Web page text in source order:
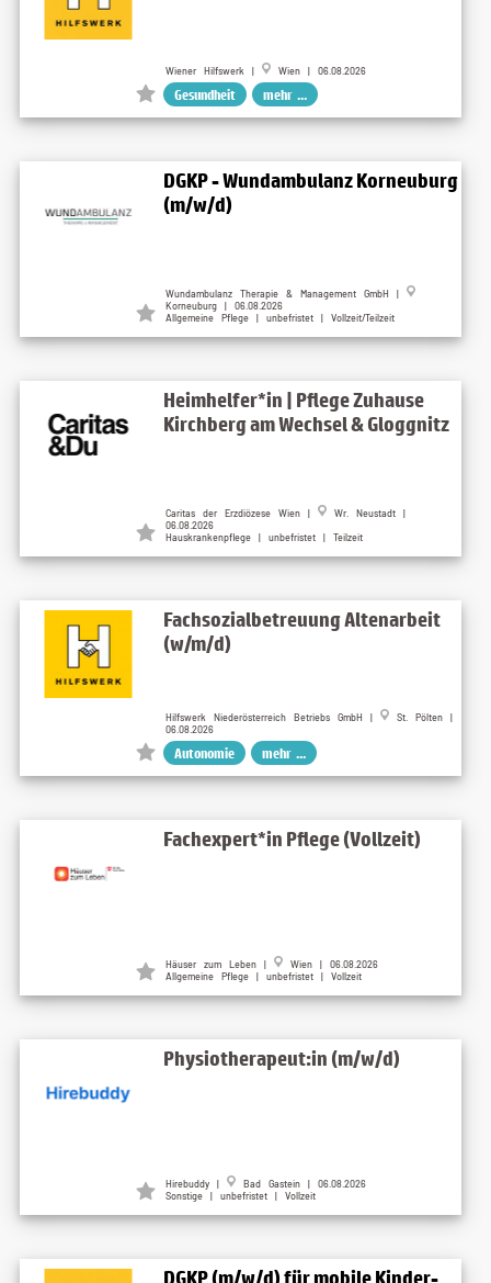
Wiener Hilfswerk | Wien | 06.08.2026
Gesundheit mehr ...
DGKP - Wundambulanz Korneuburg
(m/w/d)
Wundambulanz Therapie & Management GmbH |
Korneuburg | 06.08.2026
Allgemeine Pflege | unbefristet | Vollzeit/Teilzeit
Heimhelfer*in | Pflege Zuhause
Kirchberg am Wechsel & Gloggnitz
Caritas der Erzdiözese Wien |
Wr. Neustadt |
06.08.2026
Hauskrankenpflege | unbefristet | Teilzeit
Fachsozialbetreuung Altenarbeit
(w/m/d)
Hilfswerk Niederösterreich Betriebs GmbH |
St. Pölten |
06.08.2026
Autonomie mehr ...
Fachexpert*in Pflege (Vollzeit)
Häuser zum Leben |
Wien | 06.08.2026
Allgemeine Pflege | unbefristet | Vollzeit
Physiotherapeut:in (m/w/d)
Hirebuddy |
Bad Gastein | 06.08.2026
Sonstige | unbefristet | Vollzeit
DGKP (m/w/d) für mobile Kinder-